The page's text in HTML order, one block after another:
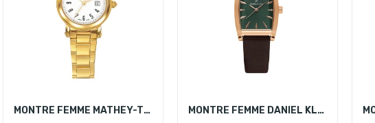
MONTRE FEMME MATHEY-TISSOT D31186MPG
MONTRE FEMME DANIEL KLEIN DK.1.14120-6